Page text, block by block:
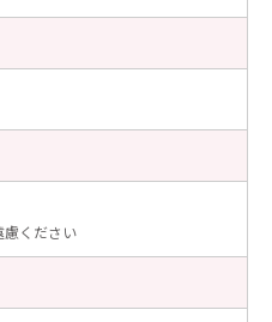
ください